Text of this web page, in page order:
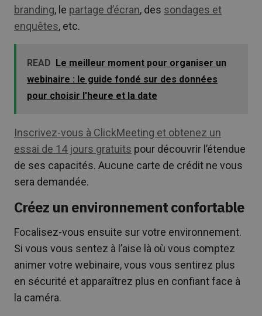
branding, le partage d’écran, des sondages et
enquêtes, etc.
READ Le meilleur moment pour organiser un
webinaire : le guide fondé sur des données
pour choisir l'heure et la date
Inscrivez-vous à ClickMeeting et obtenez un
essai de 14 jours gratuits pour découvrir l’étendue
de ses capacités. Aucune carte de crédit ne vous
sera demandée.
Créez un environnement confortable
Focalisez-vous ensuite sur votre environnement.
Si vous vous sentez à l’aise là où vous comptez
animer votre webinaire, vous vous sentirez plus
en sécurité et apparaîtrez plus en confiant face à
la caméra.